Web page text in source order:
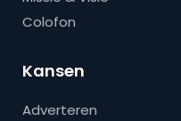
Colofon
Kansen
Adverteren